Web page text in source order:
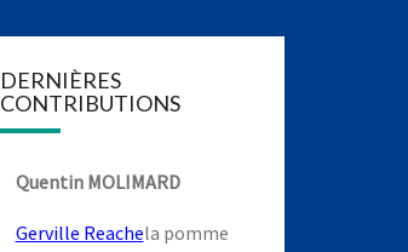
DERNIÈRES
CONTRIBUTIONS
Quentin MOLIMARD
Gerville Reachela pomme